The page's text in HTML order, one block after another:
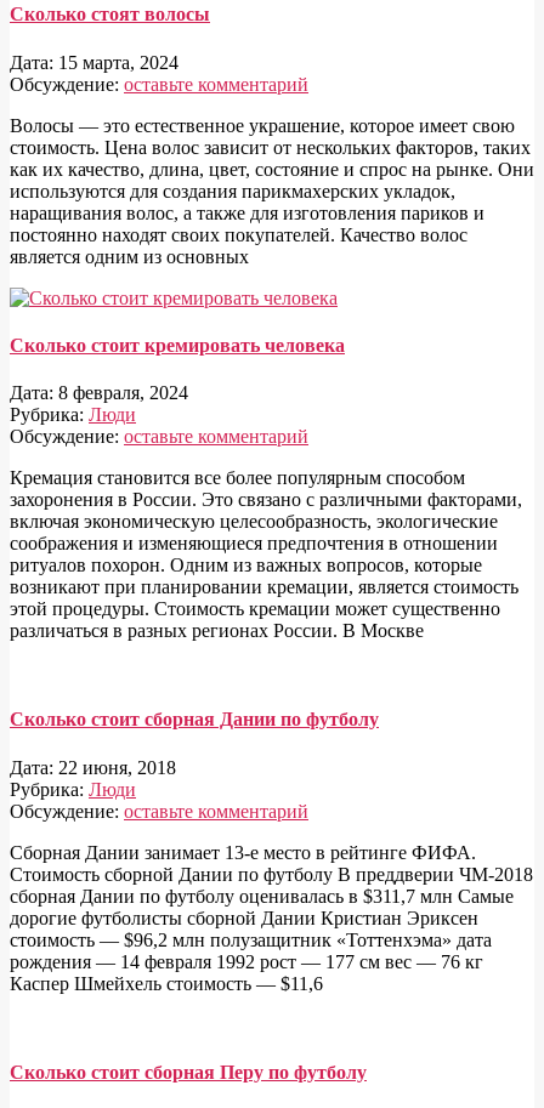
Сколько стоят волосы
Дата: 15 марта, 2024
Обсуждение: оставьте комментарий
Волосы — это естественное украшение, которое имеет свою
стоимость. Цена волос зависит от нескольких факторов, таких
как их качество, длина, цвет, состояние и спрос на рынке. Они
используются для создания парикмахерских укладок,
наращивания волос, а также для изготовления париков и
постоянно находят своих покупателей. Качество волос
является одним из основных
Сколько стоит кремировать человека
Дата: 8 февраля, 2024
Рубрика: Люди
Обсуждение: оставьте комментарий
Кремация становится все более популярным способом
захоронения в России. Это связано с различными факторами,
включая экономическую целесообразность, экологические
соображения и изменяющиеся предпочтения в отношении
ритуалов похорон. Одним из важных вопросов, которые
возникают при планировании кремации, является стоимость
этой процедуры. Стоимость кремации может существенно
различаться в разных регионах России. В Москве
Сколько стоит сборная Дании по футболу
Дата: 22 июня, 2018
Рубрика: Люди
Обсуждение: оставьте комментарий
Сборная Дании занимает 13-е место в рейтинге ФИФА.
Стоимость сборной Дании по футболу В преддверии ЧМ-2018
сборная Дании по футболу оценивалась в $311,7 млн Самые
дорогие футболисты сборной Дании Кристиан Эриксен
стоимость — $96,2 млн полузащитник «Тоттенхэма» дата
рождения — 14 февраля 1992 рост — 177 см вес — 76 кг
Каспер Шмейхель стоимость — $11,6
Сколько стоит сборная Перу по футболу